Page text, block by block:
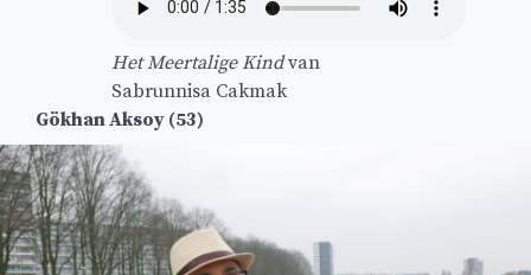
Het Meertalige Kindvan
Sabrunnisa Cakmak
Gökhan Aksoy (53)